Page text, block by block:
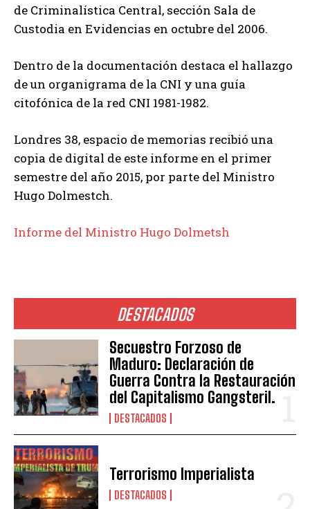
DESTACADOS
Secuestro Forzoso de
Maduro: Declaración de
Guerra Contra la Restauración
del Capitalismo Gangsteril.
DESTACADOS
Terrorismo Imperialista
DESTACADOS
de Criminalística Central, sección Sala de
Custodia en Evidencias en octubre del 2006.
Dentro de la documentación destaca el hallazgo
de un organigrama de la CNI y una guía
citofónica de la red CNI 1981-1982.
Londres 38, espacio de memorias recibió una
copia de digital de este informe en el primer
semestre del año 2015, por parte del Ministro
Hugo Dolmestch.
Informe del Ministro Hugo Dolmetsh